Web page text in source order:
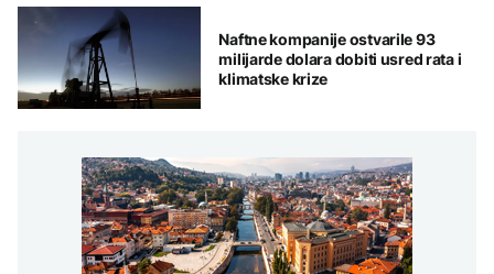
Naftne kompanije ostvarile 93
milijarde dolara dobiti usred rata i
klimatske krize